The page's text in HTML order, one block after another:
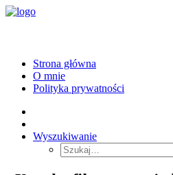
Strona główna
O mnie
Polityka prywatności
Wyszukiwanie